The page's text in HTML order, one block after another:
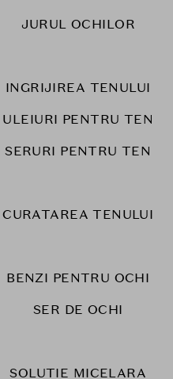
JURUL OCHILOR
INGRIJIREA TENULUI
ULEIURI PENTRU TEN
SERURI PENTRU TEN
CURATAREA TENULUI
BENZI PENTRU OCHI
SER DE OCHI
SOLUTIE MICELARA